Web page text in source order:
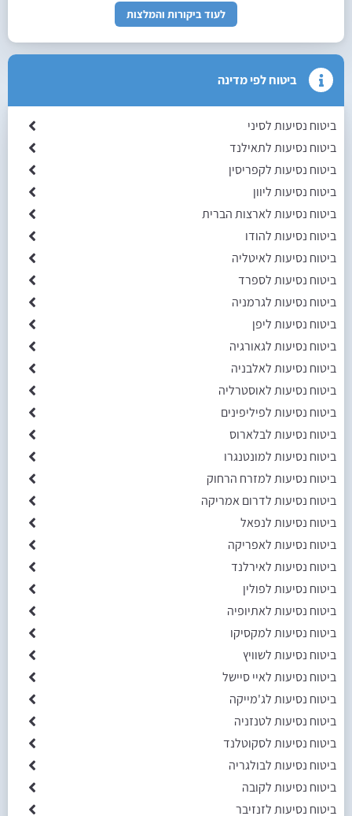
לעוד ביקורות והמלצות
ביטוח לפי מדינה
ביטוח נסיעות לסיני
ביטוח נסיעות לתאילנד
ביטוח נסיעות לקפריסין
ביטוח נסיעות ליוון
ביטוח נסיעות לארצות הברית
ביטוח נסיעות להודו
ביטוח נסיעות לאיטליה
ביטוח נסיעות לספרד
ביטוח נסיעות לגרמניה
ביטוח נסיעות ליפן
ביטוח נסיעות לגאורגיה
ביטוח נסיעות לאלבניה
ביטוח נסיעות לאוסטרליה
ביטוח נסיעות לפיליפינים
ביטוח נסיעות לבלארוס
ביטוח נסיעות למונטנגרו
ביטוח נסיעות למזרח הרחוק
ביטוח נסיעות לדרום אמריקה
ביטוח נסיעות לנפאל
ביטוח נסיעות לאפריקה
ביטוח נסיעות לאירלנד
ביטוח נסיעות לפולין
ביטוח נסיעות לאתיופיה
ביטוח נסיעות למקסיקו
ביטוח נסיעות לשוויץ
ביטוח נסיעות לאיי סיישל
ביטוח נסיעות לג'מייקה
ביטוח נסיעות לטנזניה
ביטוח נסיעות לסקוטלנד
ביטוח נסיעות לבולגריה
ביטוח נסיעות לקובה
ביטוח נסיעות לזנזיבר